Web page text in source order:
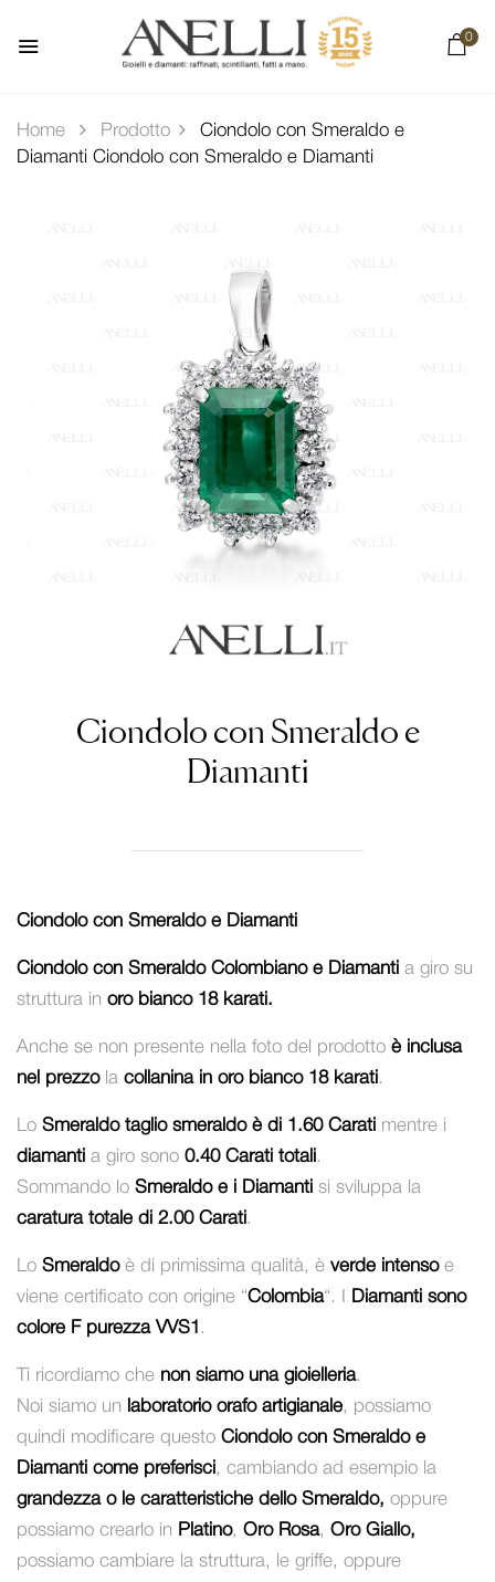
0
Home Prodotto
Ciondolo con Smeraldo e
Diamanti Ciondolo con Smeraldo e Diamanti
Ciondolo con Smeraldo e
Diamanti
Ciondolo con Smeraldo e Diamanti
Ciondolo con Smeraldo Colombiano e Diamanti a giro su
struttura in oro bianco 18 karati.
Anche se non presente nella foto del prodotto è inclusa
nel prezzola collanina in oro bianco 18 karati.
Lo Smeraldo taglio smeraldo è di 1.60 Carati mentre i
diamanti a giro sono 0.40 Carati totali.
Sommando lo Smeraldo e i Diamanti si sviluppa la
caratura totale di 2.00 Carati.
Lo Smeraldoè di primissima qualità, è verde intensoe
viene certificato con origine “Colombia“. I
Diamanti sono
colore F purezza VVS1 .
Ti ricordiamo che non siamo una gioielleria.
Noi siamo un laboratorio orafo artigianale, possiamo
quindi modificare questo Ciondolo con Smeraldo e
Diamanti come preferisci, cambiando ad esempio la
grandezza o le caratteristiche dello Smeraldo, oppure
possiamo crearlo in Platino, Oro Rosa, Oro Giallo,
possiamo cambiare la struttura, le griffe, oppure